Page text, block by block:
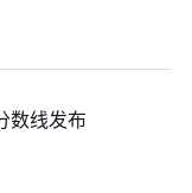
数线发布